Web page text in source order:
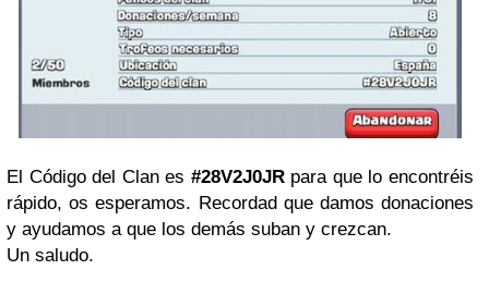
El Código del Clan es #28V2J0JR para que lo encontréis
rápido, os esperamos. Recordad que damos donaciones
y ayudamos a que los demás suban y crezcan.
Un saludo.